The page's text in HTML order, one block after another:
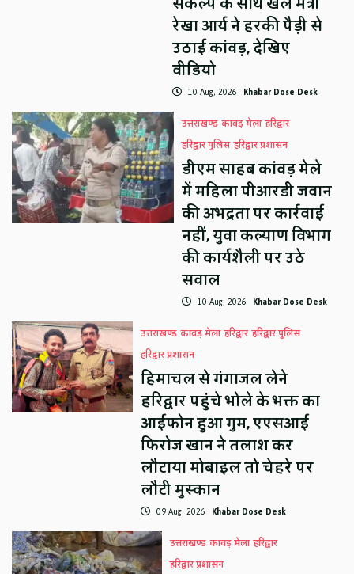
रेखा आर्य ने हरकी पैड़ी से
उठाई कांवड़, देखिए
वीडियो
10 Aug, 2026 Khabar Dose Desk
उत्तराखण्ड कावड़ मेला हरिद्वार
हरिद्वार पुलिस हरिद्वार प्रशासन
डीएम साहब कांवड़ मेले
में महिला पीआरडी जवान
की अभद्रता पर कार्रवाई
नहीं, युवा कल्याण विभाग
की कार्यशैली पर उठे
सवाल
10 Aug, 2026 Khabar Dose Desk
उत्तराखण्ड कावड़ मेला हरिद्वार हरिद्वार पुलिस
हरिद्वार प्रशासन
हिमाचल से गंगाजल लेने
हरिद्वार पहुंचे भोले के भक्त का
आईफोन हुआ गुम, एएसआई
फिरोज खान ने तलाश कर
लौटाया मोबाइल तो चेहरे पर
लौटी मुस्कान
09 Aug, 2026 Khabar Dose Desk
उत्तराखण्ड कावड़ मेला हरिद्वार
हरिद्वार प्रशासन